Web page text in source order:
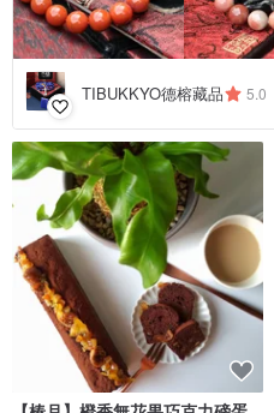
TIBUKKYO德榕藏品 5.0